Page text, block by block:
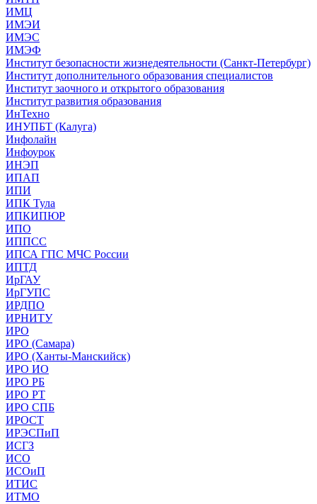
ИМЦ
ИМЭИ
ИМЭС
ИМЭФ
Институт безопасности жизнедеятельности (Санкт-Петербург)
Институт дополнительного образования специалистов
Институт заочного и открытого образования
Институт развития образования
ИнТехно
ИНУПБТ (Калуга)
Инфолайн
Инфоурок
ИНЭП
ИПАП
ИПИ
ИПК Тула
ИПКИПЮР
ИПО
ИППСС
ИПСА ГПС МЧС России
ИПТД
ИрГАУ
ИрГУПС
ИРДПО
ИРНИТУ
ИРО
ИРО (Самара)
ИРО (Ханты-Манскийск)
ИРО ИО
ИРО РБ
ИРО РТ
ИРО СПБ
ИРОСТ
ИРЭСПиП
ИСГЗ
ИСО
ИСОиП
ИТИС
ИТМО